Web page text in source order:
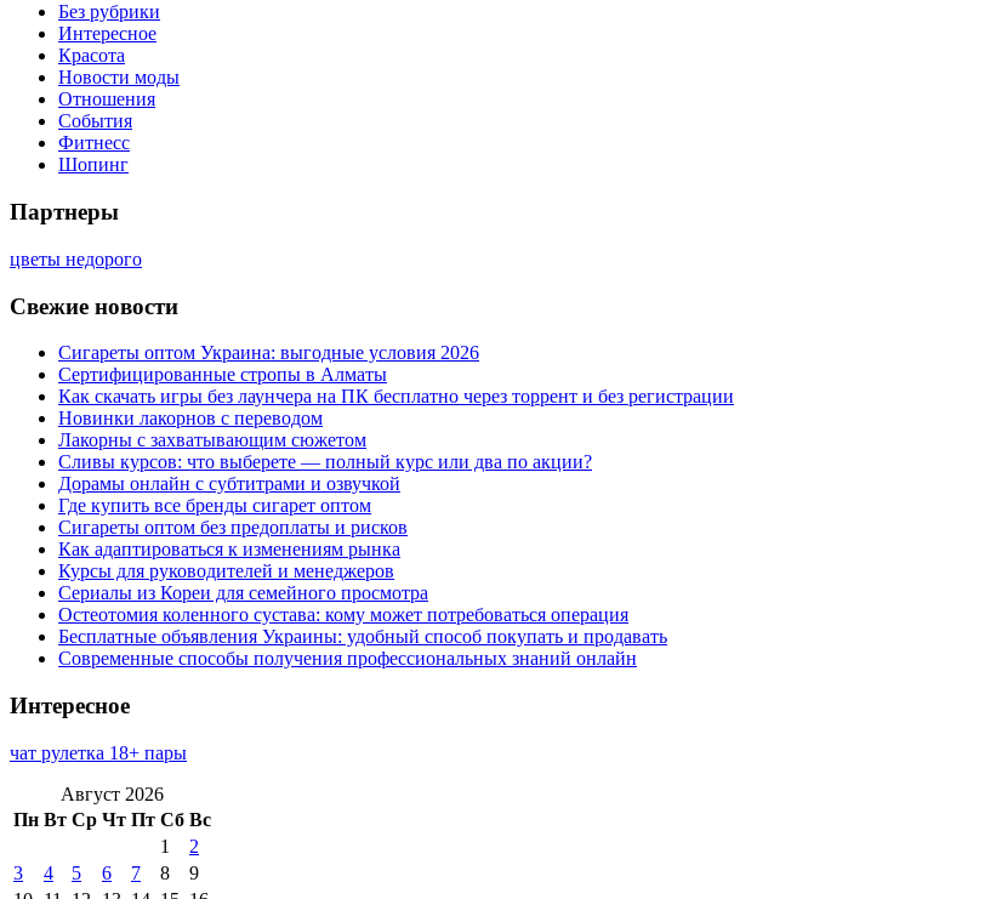
Без рубрики
Интересное
Красота
Новости моды
Отношения
События
Фитнесс
Шопинг
Партнеры
цветы недорого
Свежие новости
Сигареты оптом Украина: выгодные условия 2026
Сертифицированные стропы в Алматы
Как скачать игры без лаунчера на ПК бесплатно через торрент и без регистрации
Новинки лакорнов с переводом
Лакорны с захватывающим сюжетом
Сливы курсов: что выберете — полный курс или два по акции?
Дорамы онлайн с субтитрами и озвучкой
Где купить все бренды сигарет оптом
Сигареты оптом без предоплаты и рисков
Как адаптироваться к изменениям рынка
Курсы для руководителей и менеджеров
Сериалы из Кореи для семейного просмотра
Остеотомия коленного сустава: кому может потребоваться операция
Бесплатные объявления Украины: удобный способ покупать и продавать
Современные способы получения профессиональных знаний онлайн
Интересное
чат рулетка 18+ пары
Август 2026
Пн Вт Ср Чт Пт Сб Вс
1
2
3
4 5 6 7 8
9